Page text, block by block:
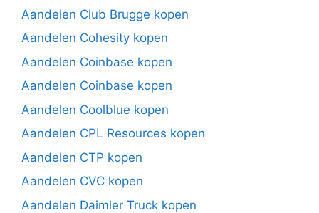
Aandelen Club Brugge kopen
Aandelen Cohesity kopen
Aandelen Coinbase kopen
Aandelen Coinbase kopen
Aandelen Coolblue kopen
Aandelen CPL Resources kopen
Aandelen CTP kopen
Aandelen CVC kopen
Aandelen Daimler Truck kopen